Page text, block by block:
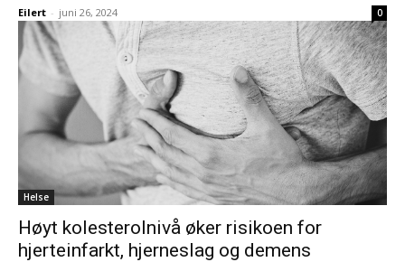
Eilert - juni 26, 2024 0
Helse
Høyt kolesterolnivå øker risikoen for
hjerteinfarkt, hjerneslag og demens